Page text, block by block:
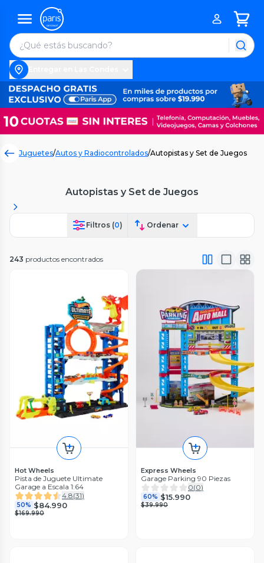
Juguetes/Autos y Radiocontrolados/Autopistas y Set de Juegos
Autopistas y Set de Juegos
Filtros (0) Ordenar
243 productos encontrados
Hot Wheels
Pista de Juguete Ultimate
Garage a Escala 1:64
4.8(31)
50% $84.990
$169.990
Express Wheels
Garage Parking 90 Piezas
0(0)
60% $15.990
$39.990